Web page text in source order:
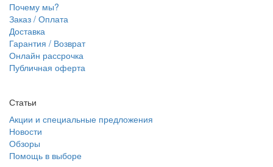
Почему мы?
Заказ / Оплата
Доставка
Гарантия / Возврат
Онлайн рассрочка
Публичная оферта
Статьи
Акции и специальные предложения
Новости
Обзоры
Помощь в выборе